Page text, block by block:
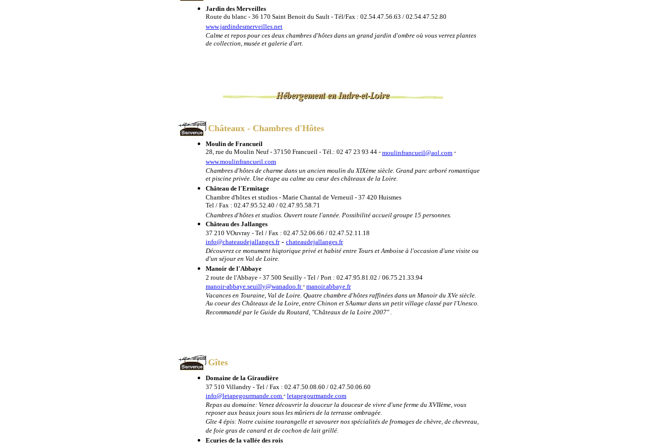
Jardin des Merveilles
Route du blanc - 36 170 Saint Benoit du Sault - Tél/Fax : 02.54.47.56.63 / 02.54.47.52.80
www.jardindesmerveilles.net
Calme et repos pour ces deux chambres d'hôtes dans un grand jardin d'ombre où vous verrez plantes
de collection, musée et galerie d'art.
Châteaux - Chambres d'Hôtes
Moulin de Francueil
28, rue du Moulin Neuf - 37150 Francueil - Tél.: 02 47 23 93 44 - moulinfrancueil@aol.com -
www.moulinfrancueil.com
Chambres d'hôtes de charme dans un ancien moulin du XIXème siècle. Grand parc arboré romantique
et piscine privée. Une étape au calme au cœur des châteaux de la Loire.
Château de l'Ermitage
Chambre d'hôtes et studios - Marie Chantal de Verneuil - 37 420 Huismes
Tel / Fax : 02.47.95.52.40 / 02.47.95.58.71
Chambres d'hôtes et studios. Ouvert toute l'année. Possibilité accueil groupe 15 personnes.
Château des Jallanges
37 210 VOuvray - Tel / Fax : 02.47.52.06.66 / 02.47.52.11.18
info@chateaudejallanges.fr- chateaudejallanges.fr
Découvrez ce monument hiqtorique privé et habité entre Tours et Amboise à l'occasion d'une visite ou
d'un séjour en Val de Loire.
Manoir de l'Abbaye
2 route de l'Abbaye - 37 500 Seuilly - Tel / Port : 02.47.95.81.02 / 06.75.21.33.94
manoir-abbaye.seuilly@wanadoo.fr- manoir.abbaye.fr
Vacances en Touraine, Val de Loire. Quatre chambre d'hôtes raffinées dans un Manoir du XVe siècle.
Au coeur des Châteaux de la Loire, entre Chinon et SAumur dans un petit village classé par l'Unesco.
Recommandé par le Guide du Routard, "Châteaux de la Loire 2007" .
Gîtes
Domaine de la Giraudière
37 510 Villandry - Tel / Fax : 02.47.50.08.60 / 02.47.50.06.60
info@letapegourmande.com - letapegourmande.com
Repas au domaine: Venez découvrir la douceur la douceur de vivre d'une ferme du XVIIème, vous
reposer aux beaux jours sous les mûriers de la terrasse ombragée.
Gîte 4 épis: Notre cuisine tourangelle et savourer nos spécialités de fromages de chèvre, de chevreau,
de foie gras de canard et de cochon de lait grillé.
Ecuries de la vallée des rois